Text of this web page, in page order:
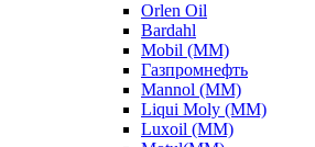
Orlen Oil
Bardahl
Mobil (ММ)
Газпромнефть
Mannol (ММ)
Liqui Moly (ММ)
Luxoil (ММ)